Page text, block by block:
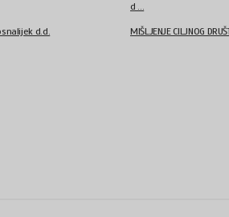
d ...
d.d. MIŠLJENJE CILJNOG